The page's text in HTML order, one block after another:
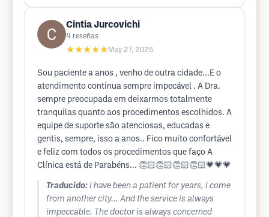
Cintia Jurcovichi
4 reseñas
★★★★★ May 27, 2025
Sou paciente a anos , venho de outra cidade...E o
atendimento continua sempre impecável . A Dra.
sempre preocupada em deixarmos totalmente
tranquilas quanto aos procedimentos escolhidos. A
equipe de suporte são atenciosas, educadas e
gentis, sempre, isso a anos.. Fico muito confortável
e feliz com todos os procedimentos que faço A
Clínica está de Parabéns... 👏🏻👏🏻👏🏻👏🏻💗💗💗
Traducido: I have been a patient for years, I come
from another city... And the service is always
impeccable. The doctor is always concerned